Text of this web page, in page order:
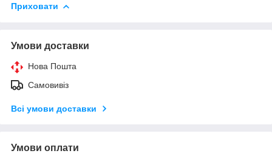
Приховати
Умови доставки
Нова Пошта
Самовивіз
Всі умови доставки
Умови оплати